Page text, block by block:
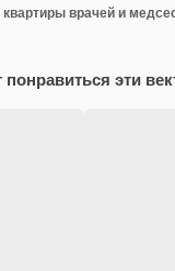
врачей и
эти